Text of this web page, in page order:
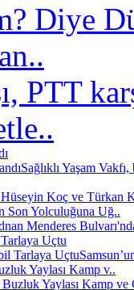
Diye
PTT
Sağlıklı Yaşam
Koç ve Türkan
Son Yolculuğuna Uğ..
Menderes
Uçtu
Yaylası Kamp v..